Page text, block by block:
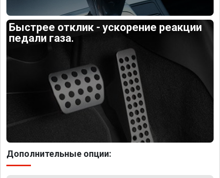
Быстрее отклик - ускорение реакции
педали газа.
Дополнительные опции: